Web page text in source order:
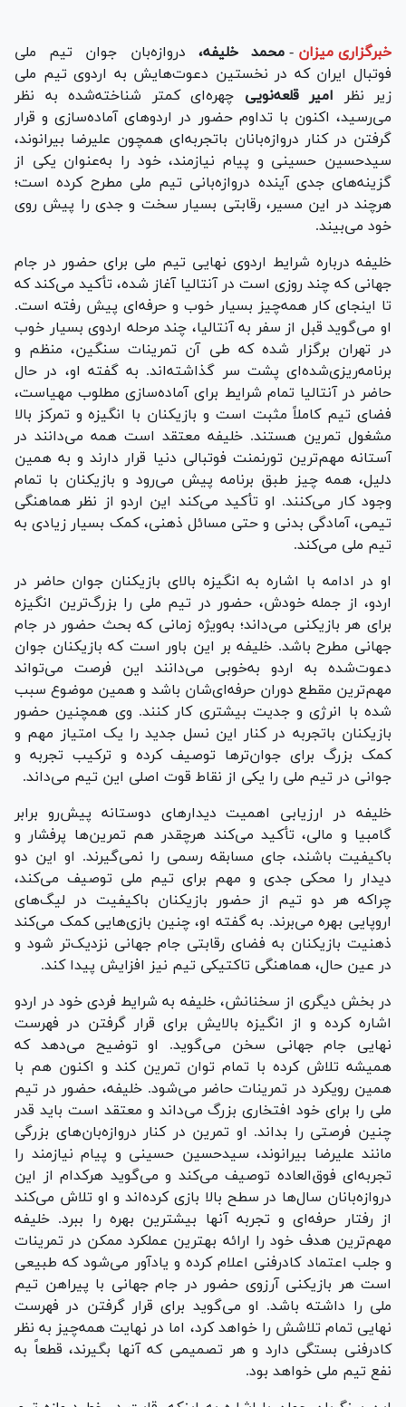
خبرگزاری میزان - محمد خلیفه، دروازه‌بان جوان تیم ملی
فوتبال ایران که در نخستین دعوت‌هایش به اردوی تیم ملی
زیر نظر امیر قلعه‌نویی چهره‌ای کمتر شناخته‌شده به نظر
می‌رسید، اکنون با تداوم حضور در اردو‌های آماده‌سازی و قرار
گرفتن در کنار دروازه‌بانان باتجربه‌ای همچون علیرضا بیرانوند،
سیدحسین حسینی و پیام نیازمند، خود را به‌عنوان یکی از
گزینه‌های جدی آینده دروازه‌بانی تیم ملی مطرح کرده است؛
هرچند در این مسیر، رقابتی بسیار سخت و جدی را پیش روی
خود می‌بیند.
خلیفه درباره شرایط اردوی نهایی تیم ملی برای حضور در جام
جهانی که چند روزی است در آنتالیا آغاز شده، تأکید می‌کند که
تا اینجای کار همه‌چیز بسیار خوب و حرفه‌ای پیش رفته است.
او می‌گوید قبل از سفر به آنتالیا، چند مرحله اردوی بسیار خوب
در تهران برگزار شده که طی آن تمرینات سنگین، منظم و
برنامه‌ریزی‌شده‌ای پشت سر گذاشته‌اند. به گفته او، در حال
حاضر در آنتالیا تمام شرایط برای آماده‌سازی مطلوب مهیاست،
فضای تیم کاملاً مثبت است و بازیکنان با انگیزه و تمرکز بالا
مشغول تمرین هستند. خلیفه معتقد است همه می‌دانند در
آستانه مهم‌ترین تورنمنت فوتبالی دنیا قرار دارند و به همین
دلیل، همه چیز طبق برنامه پیش می‌رود و بازیکنان با تمام
وجود کار می‌کنند. او تأکید می‌کند این اردو از نظر هماهنگی
تیمی، آمادگی بدنی و حتی مسائل ذهنی، کمک بسیار زیادی به
تیم ملی می‌کند.
او در ادامه با اشاره به انگیزه بالای بازیکنان جوان حاضر در
اردو، از جمله خودش، حضور در تیم ملی را بزرگ‌ترین انگیزه
برای هر بازیکنی می‌داند؛ به‌ویژه زمانی که بحث حضور در جام
جهانی مطرح باشد. خلیفه بر این باور است که بازیکنان جوان
دعوت‌شده به اردو به‌خوبی می‌دانند این فرصت می‌تواند
مهم‌ترین مقطع دوران حرفه‌ای‌شان باشد و همین موضوع سبب
شده با انرژی و جدیت بیشتری کار کنند. وی همچنین حضور
بازیکنان باتجربه در کنار این نسل جدید را یک امتیاز مهم و
کمک بزرگ برای جوان‌تر‌ها توصیف کرده و ترکیب تجربه و
جوانی در تیم ملی را یکی از نقاط قوت اصلی این تیم می‌داند.
خلیفه در ارزیابی اهمیت دیدار‌های دوستانه پیش‌رو برابر
گامبیا و مالی، تأکید می‌کند هرچقدر هم تمرین‌ها پرفشار و
باکیفیت باشند، جای مسابقه رسمی را نمی‌گیرند. او این دو
دیدار را محکی جدی و مهم برای تیم ملی توصیف می‌کند،
چراکه هر دو تیم از حضور بازیکنان باکیفیت در لیگ‌های
اروپایی بهره می‌برند. به گفته او، چنین بازی‌هایی کمک می‌کند
ذهنیت بازیکنان به فضای رقابتی جام جهانی نزدیک‌تر شود و
در عین حال، هماهنگی تاکتیکی تیم نیز افزایش پیدا کند.
در بخش دیگری از سخنانش، خلیفه به شرایط فردی خود در اردو
اشاره کرده و از انگیزه بالایش برای قرار گرفتن در فهرست
نهایی جام جهانی سخن می‌گوید. او توضیح می‌دهد که
همیشه تلاش کرده با تمام توان تمرین کند و اکنون هم با
همین رویکرد در تمرینات حاضر می‌شود. خلیفه، حضور در تیم
ملی را برای خود افتخاری بزرگ می‌داند و معتقد است باید قدر
چنین فرصتی را بداند. او تمرین در کنار دروازه‌بان‌های بزرگی
مانند علیرضا بیرانوند، سیدحسین حسینی و پیام نیازمند را
تجربه‌ای فوق‌العاده توصیف می‌کند و می‌گوید هرکدام از این
دروازه‌بانان سال‌ها در سطح بالا بازی کرده‌اند و او تلاش می‌کند
از رفتار حرفه‌ای و تجربه آنها بیشترین بهره را ببرد. خلیفه
مهم‌ترین هدف خود را ارائه بهترین عملکرد ممکن در تمرینات
و جلب اعتماد کادرفنی اعلام کرده و یادآور می‌شود که طبیعی
است هر بازیکنی آرزوی حضور در جام جهانی با پیراهن تیم
ملی را داشته باشد. او می‌گوید برای قرار گرفتن در فهرست
نهایی تمام تلاشش را خواهد کرد، اما در نهایت همه‌چیز به نظر
کادرفنی بستگی دارد و هر تصمیمی که آنها بگیرند، قطعاً به
نفع تیم ملی خواهد بود.